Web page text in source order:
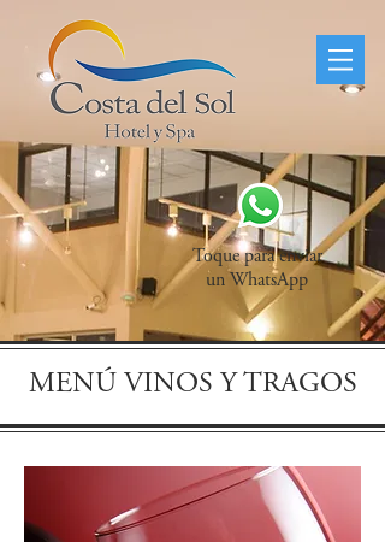
Toque para enviar
un WhatsApp
MENÚ VINOS Y TRAGOS